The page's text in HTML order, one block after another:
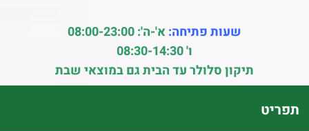
שעות פתיחה:א'-ה': 08:00-23:00
ו' 08:30-14:30
תיקון סלולר עד הבית גם במוצאי שבת
תפריט